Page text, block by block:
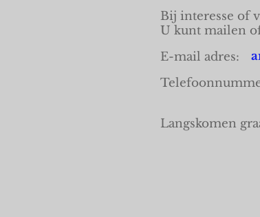
Bij interesse of
U kunt mailen
E-mail adres:
Langskomen